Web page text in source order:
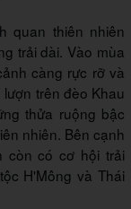
quan thiên nhiên
trải dài. Vào mùa
càng rực rỡ và
trên đèo Khau
thửa ruộng bậc
nhiên. Bên cạnh
còn có cơ hội trải
H'Mông và Thái